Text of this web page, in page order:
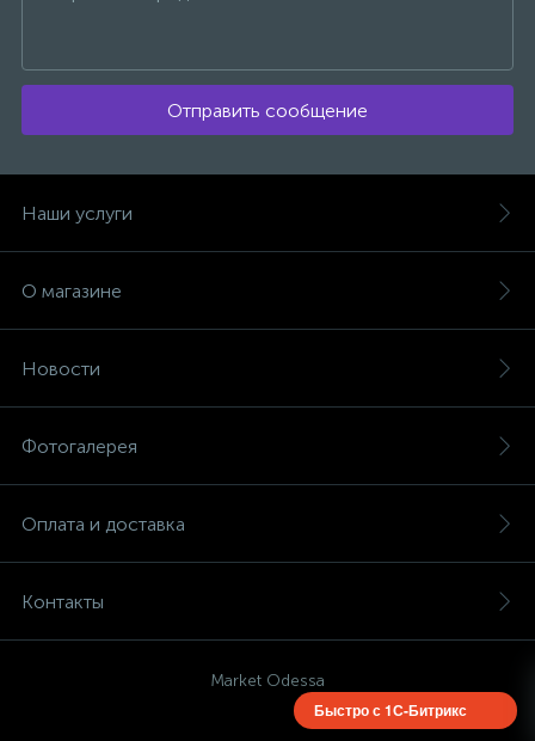
Отправить сообщение
Наши услуги
О магазине
Новости
Фотогалерея
Оплата и доставка
Контакты
Market Odessa
Быстро с 1С-Битрикс